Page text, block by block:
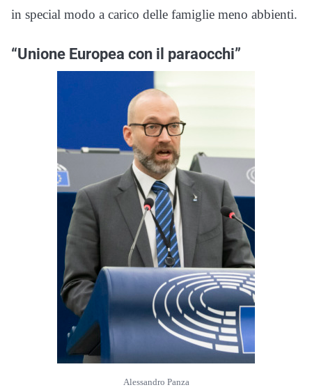
in special modo a carico delle famiglie meno abbienti.
“Unione Europea con il paraocchi”
Alessandro Panza